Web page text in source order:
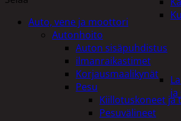
ja
Auto, vene ja moottori
Autonhoito
Auton sisäpuhdistus
ilmanraikastimet
Korjausmaalikynät
Pesu
Kiillotuskoneet ja
Pesuvälineet